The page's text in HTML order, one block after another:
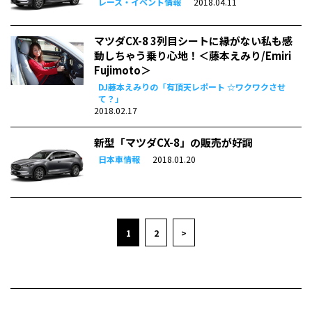
マツダCX-8 3列目シートに縁がない私も感
動しちゃう乗り心地！＜藤本えみり/Emiri
Fujimoto＞
DJ藤本えみりの「有頂天レポート ☆ワクワクさせ
て？」
2018.02.17
新型「マツダCX-8」の販売が好調
日本車情報 2018.01.20
1 2 >